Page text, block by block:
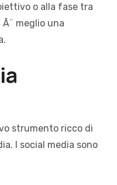
o alla fase tra
meglio una
strumento ricco di
I social media sono